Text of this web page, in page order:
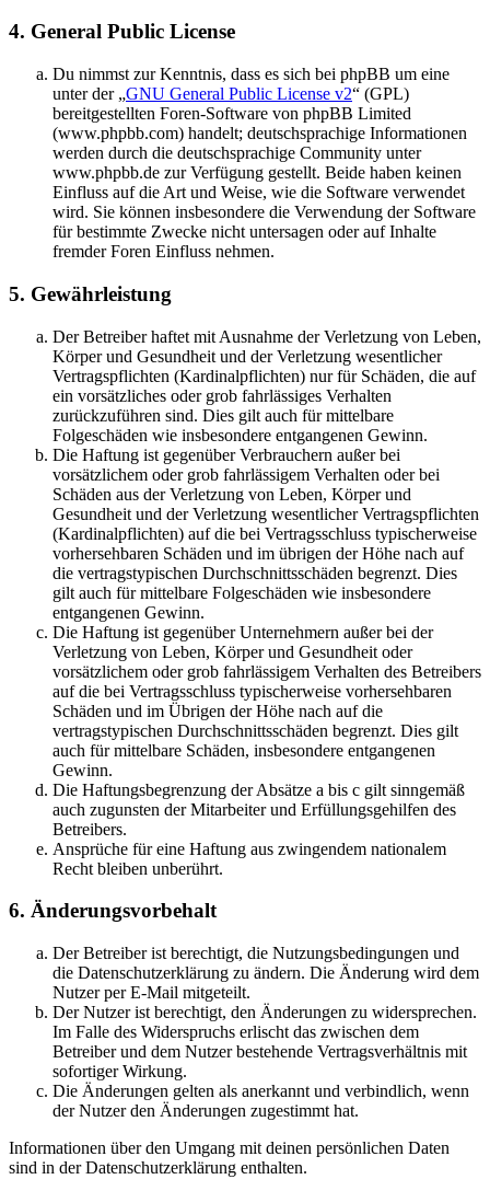
4. General Public License
Du nimmst zur Kenntnis, dass es sich bei phpBB um eine
unter der „GNU General Public License v2“ (GPL)
bereitgestellten Foren-Software von phpBB Limited
(www.phpbb.com) handelt; deutschsprachige Informationen
werden durch die deutschsprachige Community unter
www.phpbb.de zur Verfügung gestellt. Beide haben keinen
Einfluss auf die Art und Weise, wie die Software verwendet
wird. Sie können insbesondere die Verwendung der Software
für bestimmte Zwecke nicht untersagen oder auf Inhalte
fremder Foren Einfluss nehmen.
5. Gewährleistung
Der Betreiber haftet mit Ausnahme der Verletzung von Leben,
Körper und Gesundheit und der Verletzung wesentlicher
Vertragspflichten (Kardinalpflichten) nur für Schäden, die auf
ein vorsätzliches oder grob fahrlässiges Verhalten
zurückzuführen sind. Dies gilt auch für mittelbare
Folgeschäden wie insbesondere entgangenen Gewinn.
Die Haftung ist gegenüber Verbrauchern außer bei
vorsätzlichem oder grob fahrlässigem Verhalten oder bei
Schäden aus der Verletzung von Leben, Körper und
Gesundheit und der Verletzung wesentlicher Vertragspflichten
(Kardinalpflichten) auf die bei Vertragsschluss typischerweise
vorhersehbaren Schäden und im übrigen der Höhe nach auf
die vertragstypischen Durchschnittsschäden begrenzt. Dies
gilt auch für mittelbare Folgeschäden wie insbesondere
entgangenen Gewinn.
Die Haftung ist gegenüber Unternehmern außer bei der
Verletzung von Leben, Körper und Gesundheit oder
vorsätzlichem oder grob fahrlässigem Verhalten des Betreibers
auf die bei Vertragsschluss typischerweise vorhersehbaren
Schäden und im Übrigen der Höhe nach auf die
vertragstypischen Durchschnittsschäden begrenzt. Dies gilt
auch für mittelbare Schäden, insbesondere entgangenen
Gewinn.
Die Haftungsbegrenzung der Absätze a bis c gilt sinngemäß
auch zugunsten der Mitarbeiter und Erfüllungsgehilfen des
Betreibers.
Ansprüche für eine Haftung aus zwingendem nationalem
Recht bleiben unberührt.
6. Änderungsvorbehalt
Der Betreiber ist berechtigt, die Nutzungsbedingungen und
die Datenschutzerklärung zu ändern. Die Änderung wird dem
Nutzer per E-Mail mitgeteilt.
Der Nutzer ist berechtigt, den Änderungen zu widersprechen.
Im Falle des Widerspruchs erlischt das zwischen dem
Betreiber und dem Nutzer bestehende Vertragsverhältnis mit
sofortiger Wirkung.
Die Änderungen gelten als anerkannt und verbindlich, wenn
der Nutzer den Änderungen zugestimmt hat.
Informationen über den Umgang mit deinen persönlichen Daten
sind in der Datenschutzerklärung enthalten.